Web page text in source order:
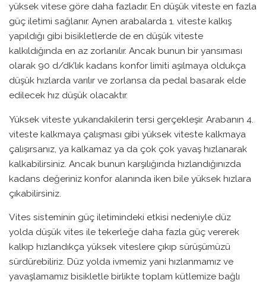
yüksek vitese göre daha fazladır. En düşük viteste en fazla
güç iletimi sağlanır. Aynen arabalarda 1. viteste kalkış
yapıldığı gibi bisikletlerde de en düşük viteste
kalkıldığında en az zorlanılır. Ancak bunun bir yansıması
olarak 90 d/dk’lık kadans konfor limiti aşılmaya oldukça
düşük hızlarda varılır ve zorlansa da pedal basarak elde
edilecek hız düşük olacaktır.
Yüksek viteste yukarıdakilerin tersi gerçekleşir. Arabanın 4.
viteste kalkmaya çalışması gibi yüksek viteste kalkmaya
çalışırsanız, ya kalkamaz ya da çok çok yavaş hızlanarak
kalkabilirsiniz. Ancak bunun karşılığında hızlandığınızda
kadans değeriniz konfor alanında iken bile yüksek hızlara
çıkabilirsiniz.
Vites sisteminin güç iletimindeki etkisi nedeniyle düz
yolda düşük vites ile tekerleğe daha fazla güç vererek
kalkıp hızlandıkça yüksek viteslere çıkıp sürüşümüzü
sürdürebiliriz. Düz yolda ivmemiz yani hızlanmamız ve
yavaşlamamız bisikletle birlikte toplam kütlemize bağlı